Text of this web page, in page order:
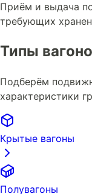
Приём и выдача
требующих
Типы
Подберём
характеристики
Крытые вагоны
Полувагоны